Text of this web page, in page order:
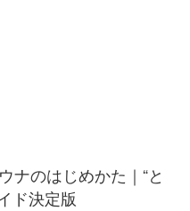
ナのはじめかた｜“と
ド決定版